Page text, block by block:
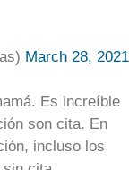
March 28, 2021
Es increíble
son cita. En
incluso los